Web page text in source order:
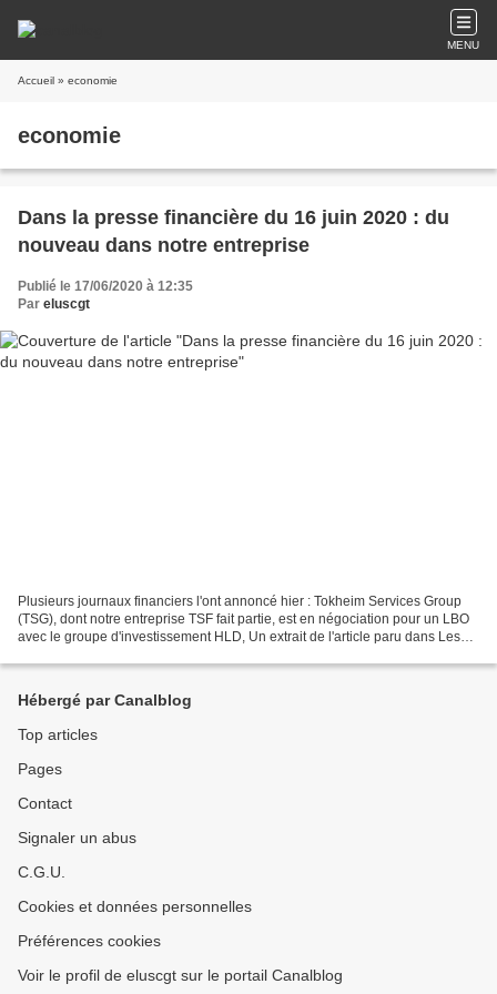
MENU
Accueil » economie
economie
Dans la presse financière du 16 juin 2020 : du
nouveau dans notre entreprise
Publié le 17/06/2020 à 12:35
Par eluscgt
Plusieurs journaux financiers l'ont annoncé hier : Tokheim Services Group
(TSG), dont notre entreprise TSF fait partie, est en négociation pour un LBO
avec le groupe d'investissement HLD, Un extrait de l'article paru dans Les
Hébergé par Canalblog
Top articles
Pages
Contact
Signaler un abus
C.G.U.
Cookies et données personnelles
Préférences cookies
Voir le profil de eluscgt sur le portail Canalblog